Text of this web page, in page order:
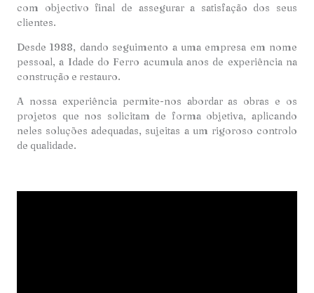
com objectivo final de assegurar a satisfação dos seus
clientes.
Desde 1988, dando seguimento a uma empresa em nome
pessoal, a Idade do Ferro acumula anos de experiência na
construção e restauro.
A nossa experiência permite-nos abordar as obras e os
projetos que nos solicitam de forma objetiva, aplicando
neles soluções adequadas, sujeitas a um rigoroso controlo
de qualidade.